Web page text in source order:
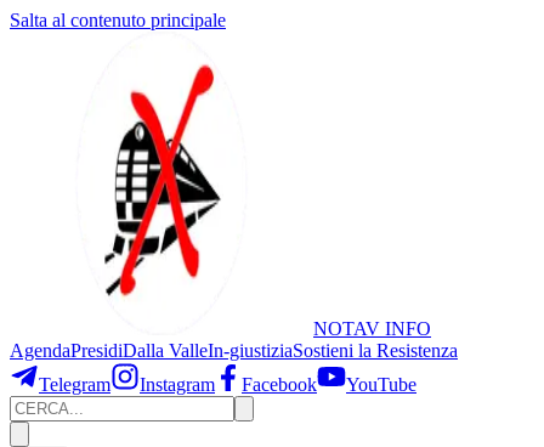
Salta al contenuto principale
NOTAV INFO
AgendaPresidiDalla ValleIn-giustiziaSostieni la Resistenza
Telegram
Instagram Facebook YouTube